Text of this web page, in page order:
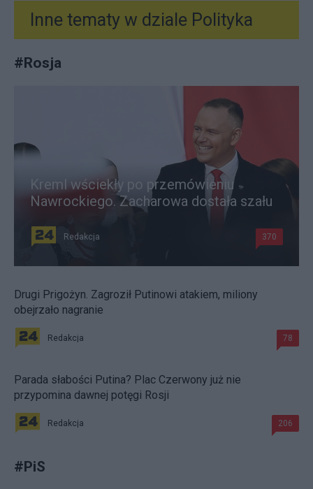
Inne tematy w dziale Polityka
#Rosja
Kreml wściekły po przemówieniu
Nawrockiego. Zacharowa dostała szału
Redakcja 370
Drugi Prigożyn. Zagroził Putinowi atakiem, miliony
obejrzało nagranie
Redakcja 78
Parada słabości Putina? Plac Czerwony już nie
przypomina dawnej potęgi Rosji
Redakcja 206
#PiS